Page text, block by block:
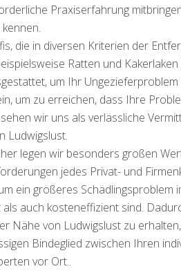
Praxiserfahrung
die in diversen Kriterien der
Ratten und
um Ihr
um zu erreichen, dass Ihre
wir uns als verlässliche
Ludwigslust.
legen wir besonders großen
jedes Privat- und
ein größeres Schädlingsproblem
auch kosteneffizient sind.
Nähe von Ludwigslust zu
Bindeglied zwischen Ihren
vor Ort..